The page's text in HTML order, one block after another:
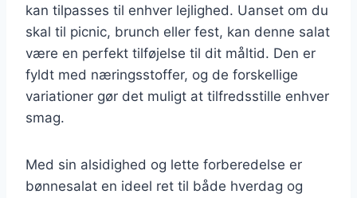
kan tilpasses til enhver lejlighed. Uanset om du
skal til picnic, brunch eller fest, kan denne salat
være en perfekt tilføjelse til dit måltid. Den er
fyldt med næringsstoffer, og de forskellige
variationer gør det muligt at tilfredsstille enhver
smag.
Med sin alsidighed og lette forberedelse er
bønnesalat en ideel ret til både hverdag og